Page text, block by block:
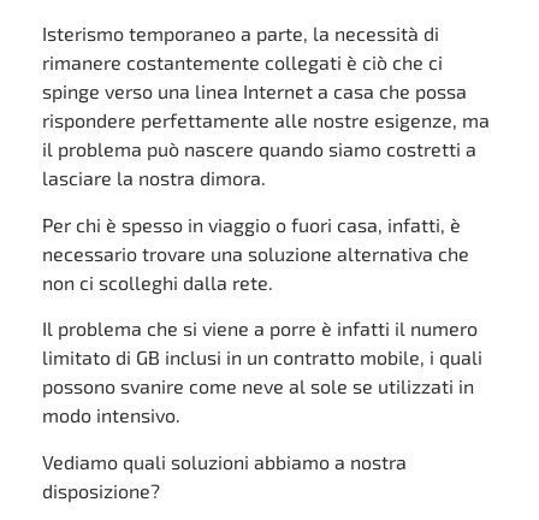
Isterismo temporaneo a parte, la necessità di
rimanere costantemente collegati è ciò che ci
spinge verso una linea Internet a casa che possa
rispondere perfettamente alle nostre esigenze, ma
il problema può nascere quando siamo costretti a
lasciare la nostra dimora.
Per chi è spesso in viaggio o fuori casa, infatti, è
necessario trovare una soluzione alternativa che
non ci scolleghi dalla rete.
Il problema che si viene a porre è infatti il numero
limitato di GB inclusi in un contratto mobile, i quali
possono svanire come neve al sole se utilizzati in
modo intensivo.
Vediamo quali soluzioni abbiamo a nostra
disposizione?